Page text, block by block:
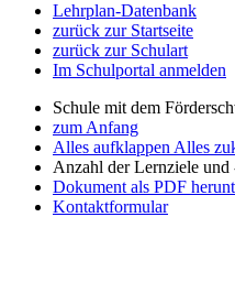
Lehrplan-Datenbank
zurück zur Startseite
zurück zur Schulart
Im Schulportal anmelden
Schule mit dem
zum Anfang
Alles aufklappen Alles
Anzahl der Lernziele und
Dokument als PDF
Kontaktformular